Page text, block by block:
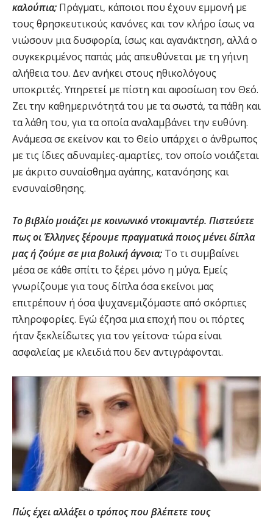
καλούπια; Πράγματι, κάποιοι που έχουν εμμονή με
τους θρησκευτικούς κανόνες και τον κλήρο ίσως να
νιώσουν μια δυσφορία, ίσως και αγανάκτηση, αλλά ο
συγκεκριμένος παπάς μάς απευθύνεται με τη γήινη
αλήθεια του. Δεν ανήκει στους ηθικολόγους
υποκριτές. Υπηρετεί με πίστη και αφοσίωση τον Θεό.
Ζει την καθημερινότητά του με τα σωστά, τα πάθη και
τα λάθη του, για τα οποία αναλαμβάνει την ευθύνη.
Ανάμεσα σε εκείνον και το Θείο υπάρχει ο άνθρωπος
με τις ίδιες αδυναμίες-αμαρτίες, τον οποίο νοιάζεται
με άκριτο συναίσθημα αγάπης, κατανόησης και
ενσυναίσθησης.
Το βιβλίο μοιάζει με κοινωνικό ντοκιμαντέρ. Πιστεύετε
πως οι Έλληνες ξέρουμε πραγματικά ποιος μένει δίπλα
μας ή ζούμε σε μια βολική άγνοια; Το τι συμβαίνει
μέσα σε κάθε σπίτι το ξέρει μόνο η μύγα. Εμείς
γνωρίζουμε για τους δίπλα όσα εκείνοι μας
επιτρέπουν ή όσα ψυχανεμιζόμαστε από σκόρπιες
πληροφορίες. Εγώ έζησα μια εποχή που οι πόρτες
ήταν ξεκλείδωτες για τον γείτονα· τώρα είναι
ασφαλείας με κλειδιά που δεν αντιγράφονται.
Πώς έχει αλλάξει ο τρόπος που βλέπετε τους